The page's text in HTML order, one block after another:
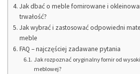
Jak dbać o meble fornirowane i
trwałość?
Jak wybrać i zastosować odpowiedni
meble
FAQ – najczęściej zadawane pytania
Jak rozpoznać oryginalny fornir od
meblowej?